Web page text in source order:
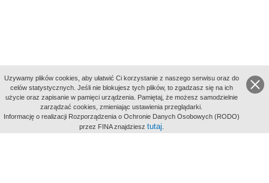
aktywności
Uzywamy plików cookies, aby ułatwić Ci korzystanie z naszego serwisu oraz do
celów statystycznych. Jeśli nie blokujesz tych plików, to zgadzasz się na ich
użycie oraz zapisanie w pamięci urządzenia. Pamiętaj, że możesz samodzielnie
zarządzać cookies, zmieniając ustawienia przeglądarki.
Informację o realizacji Rozporządzenia o Ochronie Danych Osobowych (RODO)
przez FINA znajdziesz tutaj